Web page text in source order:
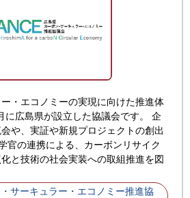
・エコノミーの実現に向けた推進体
に広島県が設立した協議会です。 企
や、実証や新規プロジェクトの創出
官の連携による、カーボンリサイク
と技術の社会実装への取組推進を図
サーキュラー・エコノミー推進協